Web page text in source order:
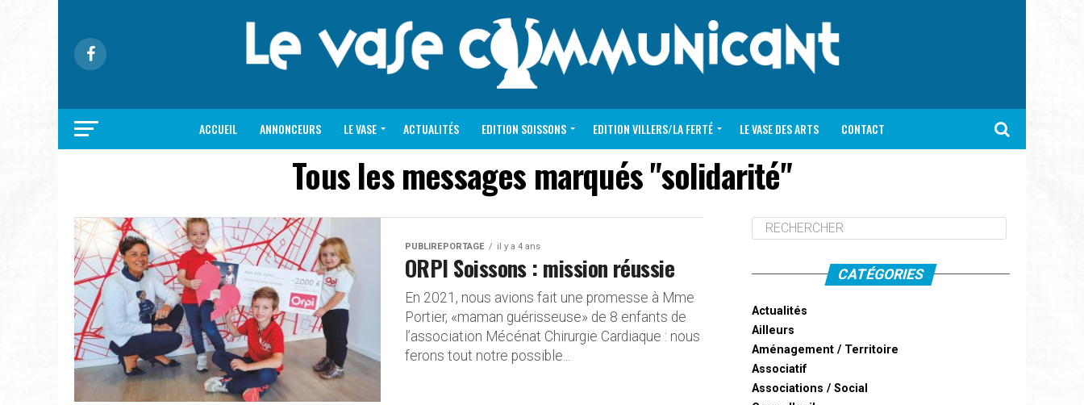
ACCUEIL ANNONCEURS LE VASE ACTUALITÉS EDITION SOISSONS EDITION VILLERS/LA FERTÉ LE VASE DES ARTS CONTACT
Tous les messages marqués "solidarité"
PUBLIREPORTAGE il y a 4 ans
ORPI Soissons : mission réussie
En 2021, nous avions fait une promesse à Mme
Portier, «maman guérisseuse» de 8 enfants de
l’association Mécénat Chirurgie Cardiaque : nous
ferons tout notre possible...
CATÉGORIES
Actualités
Ailleurs
Aménagement / Territoire
Associatif
Associations / Social